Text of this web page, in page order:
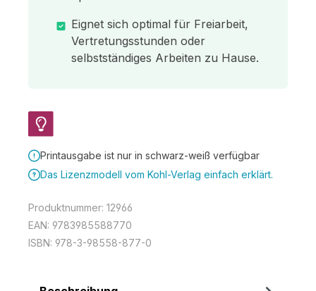
Eignet sich optimal für Freiarbeit,
Vertretungsstunden oder
selbstständiges Arbeiten zu Hause.
Printausgabe ist nur in schwarz-weiß verfügbar
Das Lizenzmodell vom Kohl-Verlag einfach erklärt.
Produktnummer: 12966
EAN: 9783985588770
ISBN: 978-3-98558-877-0